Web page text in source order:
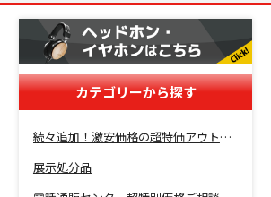
カテゴリーから探す
続々追加！激安価格の超特価アウトレットセール開催！
展示処分品